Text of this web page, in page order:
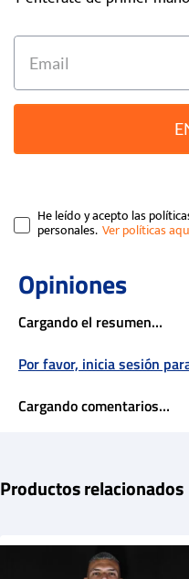
He leído y acepto las
personales.
Cargando el resumen…
Por favor, inicia sesión
Cargando comentarios…
Productos relacionados